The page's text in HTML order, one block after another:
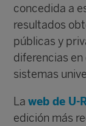
concedida a
resultados
públicas y
diferencias
sistemas
Laweb de U-
edición más